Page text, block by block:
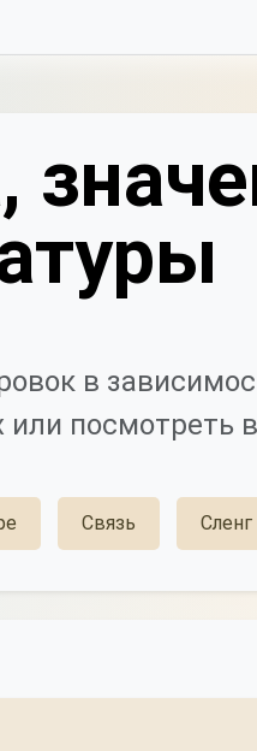
в
посмотреть
Связь Сленг